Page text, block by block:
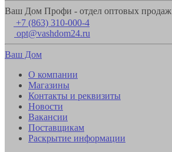
Ваш Дом Профи - отдел оптовых продаж
+7 (863) 310-000-4
opt@vashdom24.ru
Ваш Дом
О компании
Магазины
Контакты и реквизиты
Новости
Вакансии
Поставщикам
Раскрытие информации